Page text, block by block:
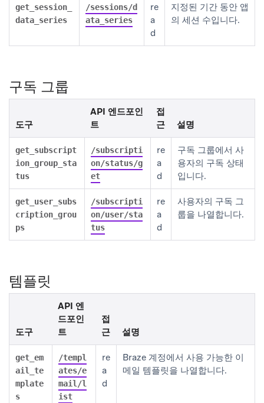
get_session_
data_series
/sessions/d
ata_series
re
a
d
지정된 기간 동안 앱
의 세션 수입니다.
구독 그룹
도구
API 엔드포인
트
접
근
설명
get_subscript
ion_group_sta
tus
/subscripti
on/status/g
et
re
a
d
구독 그룹에서 사
용자의 구독 상태
입니다.
get_user_subs
cription_grou
ps
/subscripti
on/user/sta
tus
re
a
d
사용자의 구독 그
룹을 나열합니다.
템플릿
도구
API 엔
드포인
트
접
근
설명
get_em
ail_te
mplate
s
/templ
ates/e
mail/l
ist
re
a
d
Braze 계정에서 사용 가능한 이
메일 템플릿을 나열합니다.